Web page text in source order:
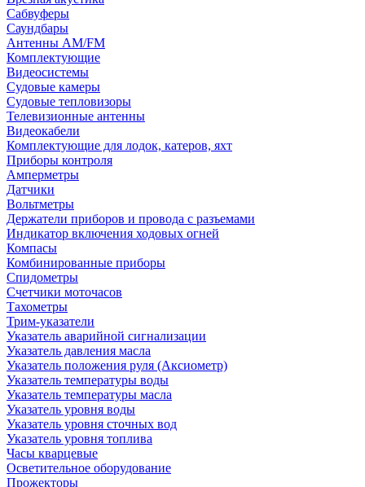
Сабвуферы
Саундбары
Антенны AM/FM
Комплектующие
Видеосистемы
Судовые камеры
Cудовые тепловизоры
Телевизионные антенны
Видеокабели
Комплектующие для лодок, катеров, яхт
Приборы контроля
Амперметры
Датчики
Вольтметры
Держатели приборов и провода с разъемами
Индикатор включения ходовых огней
Компасы
Комбинированные приборы
Спидометры
Счетчики моточасов
Тахометры
Трим-указатели
Указатель аварийной сигнализации
Указатель давления масла
Указатель положения руля (Аксиометр)
Указатель температуры воды
Указатель температуры масла
Указатель уровня воды
Указатель уровня сточных вод
Указатель уровня топлива
Часы кварцевые
Осветительное оборудование
Прожекторы